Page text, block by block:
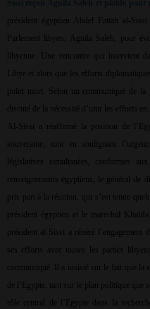
président égyptien Abdel Fattah al-
Parlement libyen, Aguila Saleh, pour
libyenne. Une rencontre qui intervient
Libye et alors que les efforts
point mort. Selon un communiqué de la
discuté de la nécessité d’unir les efforts
Al-Sissi a réaffirmé la position de
souveraine, tout en soulignant
législatives simultanées, conformes
renseignements égyptiens, le général de
pris part à la réunion, qui s’est tenue
président égyptien et le maréchal
président al-Sissi a réitéré
ses efforts avec toutes les parties
communiqué. Il a insisté sur le fait que la
de l’Egypte, tant sur le plan politique
rôle central de l’Egypte dans la